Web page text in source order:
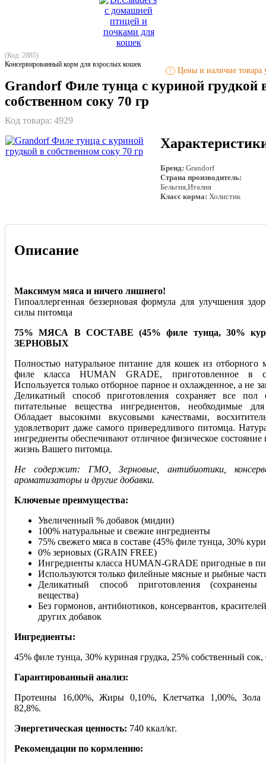
(Код: 2885)
Консервированный корм для взрослых кошек
! Цены и наличие товара
Grandorf Филе тунца с куриной грудкой
собственном соку 70 гр
Код товара: 4929
Бренд: Grandorf
Страна производитель:
Бельгия,Италия
Класс корма: Холистик
Описание
Максимум мяса и ничего лишнего!
Гипоаллергенная беззерновая формула для улучшения
силы питомца
75% МЯСА В СОСТАВЕ (45% филе тунца, 30%
ЗЕРНОВЫХ
Полностью натуральное питание для кошек из отборного
филе класса HUMAN GRADE, приготовленное в
Используется только отборное парное и охлажденное, а не
Деликатный способ приготовления сохраняет все пол
питательные вещества ингредиентов, необходимые
Обладает высокими вкусовыми качествами,
удовлетворит даже самого привередливого питомца.
ингредиенты обеспечивают отличное физическое
жизнь Вашего питомца.
Не содержит: ГМО, Зерновые, антибиотики,
ароматизаторы и другие добавки.
Ключевые преимущества:
Увеличенный % добавок (мидии)
100% натуральные и свежие ингредиенты
75% свежего мяса в составе (45% филе тунца, 30%
0% зерновых (GRAIN FREE)
Ингредиенты класса HUMAN-GRADE пригодные в
Используются только филейные мясные и рыбные
Деликатный способ приготовления (cохранены
вещества)
Без гормонов, антибиотиков, консервантов,
других добавок
Ингредиенты:
45% филе тунца, 30% куриная грудка, 25% собственный
Гарантированный анализ:
Протеины 16,00%, Жиры 0,10%, Клетчатка 1,00%, Зола
82,8%.
Энергетическая ценность: 740 ккал/кг.
Рекомендации по кормлению: